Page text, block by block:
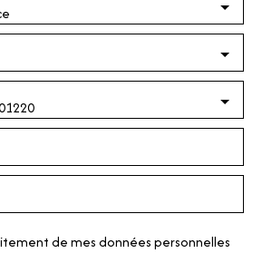
de mes données personnelles